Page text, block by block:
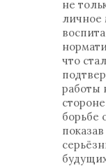
не
личное
что
работы
борьбе